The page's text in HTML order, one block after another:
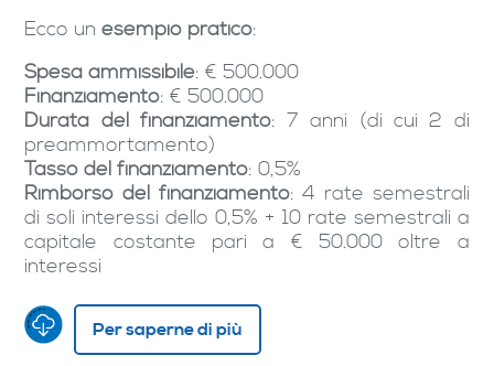
Ecco unesempio pratico:
Spesa ammissibile: € 500.000
Finanziamento: € 500.000
Durata del finanziamento: 7 anni (di cui 2 di
preammortamento)
Tasso del finanziamento: 0,5%
Rimborso del finanziamento: 4 rate semestrali
di soli interessi dello 0,5% + 10 rate semestrali a
capitale costante pari a € 50.000 oltre a
interessi
Per saperne di più